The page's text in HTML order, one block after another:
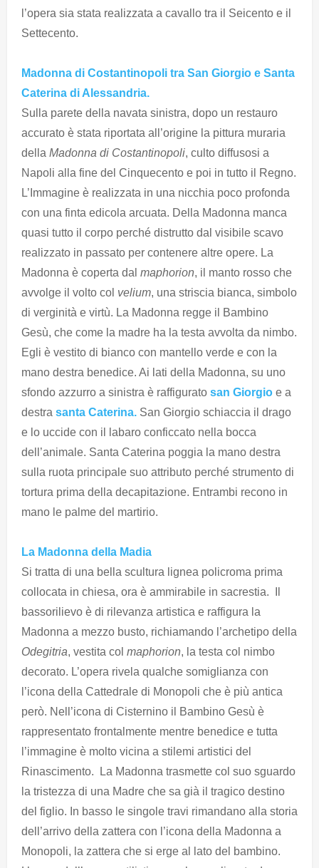
l’opera sia stata realizzata a cavallo tra il Seicento e il
Settecento.
Madonna di Costantinopoli tra San Giorgio e Santa
Caterina di Alessandria.
Sulla parete della navata sinistra, dopo un restauro
accurato è stata riportata all’origine la pittura muraria
della Madonna di Costantinopoli, culto diffusosi a
Napoli alla fine del Cinquecento e poi in tutto il Regno.
L’Immagine è realizzata in una nicchia poco profonda
con una finta edicola arcuata. Della Madonna manca
quasi tutto il corpo perché distrutto dal visibile scavo
realizzato in passato per contenere altre opere. La
Madonna è coperta dal maphorion, il manto rosso che
avvolge il volto col velium, una striscia bianca, simbolo
di verginità e virtù. La Madonna regge il Bambino
Gesù, che come la madre ha la testa avvolta da nimbo.
Egli è vestito di bianco con mantello verde e con la
mano destra benedice. Ai lati della Madonna, su uno
sfondo azzurro a sinistra è raffigurato san Giorgio e a
destra santa Caterina. San Giorgio schiaccia il drago
e lo uccide con il labaro conficcato nella bocca
dell’animale. Santa Caterina poggia la mano destra
sulla ruota principale suo attributo perché strumento di
tortura prima della decapitazione. Entrambi recono in
mano le palme del martirio.
La Madonna della Madia
Si tratta di una bella scultura lignea policroma prima
collocata in chiesa, ora è ammirabile in sacrestia. Il
bassorilievo è di rilevanza artistica e raffigura la
Madonna a mezzo busto, richiamando l’archetipo della
Odegitria, vestita col maphorion, la testa col nimbo
decorato. L’opera rivela qualche somiglianza con
l’icona della Cattedrale di Monopoli che è più antica
però. Nell’icona di Cisternino il Bambino Gesù è
rappresentato frontalmente mentre benedice e tutta
l’immagine è molto vicina a stilemi artistici del
Rinascimento. La Madonna trasmette col suo sguardo
la tristezza di una Madre che sa già il tragico destino
del figlio. In basso le singole travi rimandano alla storia
dell’arrivo della zattera con l’icona della Madonna a
Monopoli, la zattera che si erge al lato del bambino.